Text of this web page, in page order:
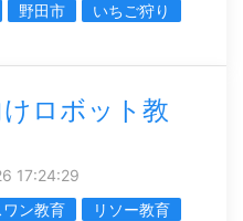
野田市
いちご狩り
ロボット教
17:24:29
ワン教育
リソー教育